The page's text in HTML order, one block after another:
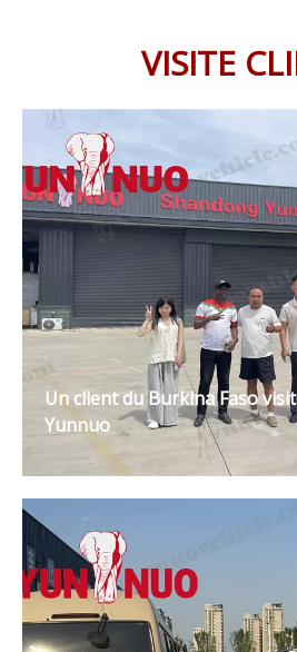
VISITE
Un client du Burkina Faso
Yunnuo